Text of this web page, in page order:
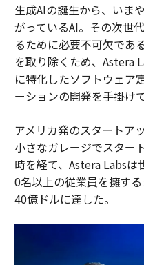
生成AIの誕生から、いま
がっているAI。その次世
るために必要不可欠であ
を取り除くため、Astera
に特化したソフトウェア
ーションの開発を手掛け
アメリカ発のスタートア
小さなガレージでスター
時を経て、Astera Labs
0名以上の従業員を擁す
40億ドルに達した。